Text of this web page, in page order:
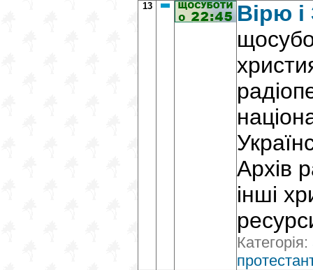
13
Вірю
Архів
інші
Категорія: